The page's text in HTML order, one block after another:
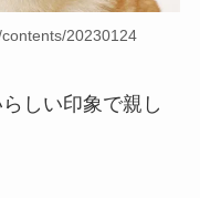
20230124
しい印象で親し